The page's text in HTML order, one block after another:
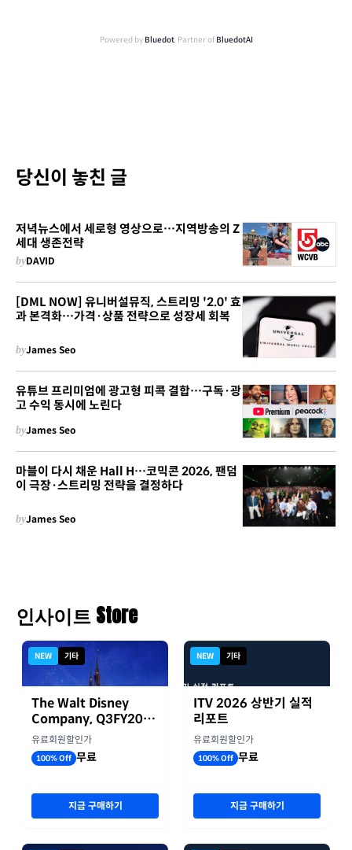
Powered by Bluedot, Partner of BluedotAI
당신이 놓친 글
저녁뉴스에서 세로형 영상으로…지역방송의 Z
세대 생존전략
byDAVID
[DML NOW] 유니버설뮤직, 스트리밍 '2.0' 효
과 본격화…가격·상품 전략으로 성장세 회복
byJames Seo
유튜브 프리미엄에 광고형 피콕 결합…구독·광
고 수익 동시에 노린다
byJames Seo
마블이 다시 채운 Hall H…코믹콘 2026, 팬덤
이 극장·스트리밍 전략을 결정하다
byJames Seo
인사이트 Store
NEW 기타
The Walt Disney
Company, Q3FY2026
실적자료
유료회원할인가
100% Off 무료
지금 구매하기
NEW 기타
ITV 2026 상반기 실적
리포트
유료회원할인가
100% Off 무료
지금 구매하기